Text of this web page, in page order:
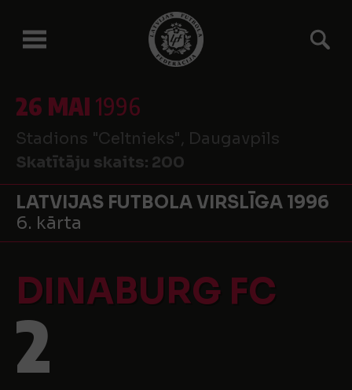
26 MAI 1996
Stadions "Celtnieks", Daugavpils
Skatītāju skaits: 200
LATVIJAS FUTBOLA VIRSLĪGA 1996
6. kārta
DINABURG FC
2